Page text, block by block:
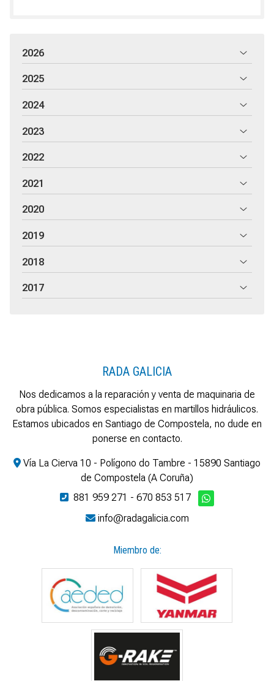
2026
2025
2024
2023
2022
2021
2020
2019
2018
2017
RADA GALICIA
Nos dedicamos a la reparación y venta de maquinaria de
obra pública. Somos especialistas en martillos hidráulicos.
Estamos ubicados en Santiago de Compostela, no dude en
ponerse en contacto.
Vía La Cierva 10 - Polígono do Tambre - 15890 Santiago
de Compostela (A Coruña)
881 959 271 - 670 853 517
info@radagalicia.com
Miembro de: